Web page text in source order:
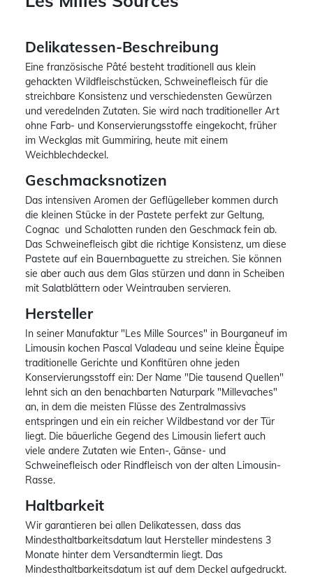
Delikatessen-Beschreibung
Eine französische Pâté besteht traditionell aus klein
gehackten Wildfleischstücken, Schweinefleisch für die
streichbare Konsistenz und verschiedensten Gewürzen
und veredelnden Zutaten. Sie wird nach traditioneller Art
ohne Farb- und Konservierungsstoffe eingekocht, früher
im Weckglas mit Gummiring, heute mit einem
Weichblechdeckel.
Geschmacksnotizen
Das intensiven Aromen der Geflügelleber kommen durch
die kleinen Stücke in der Pastete perfekt zur Geltung,
Cognac und Schalotten runden den Geschmack fein ab.
Das Schweinefleisch gibt die richtige Konsistenz, um diese
Pastete auf ein Bauernbaguette zu streichen. Sie können
sie aber auch aus dem Glas stürzen und dann in Scheiben
mit Salatblättern oder Weintrauben servieren.
Hersteller
In seiner Manufaktur "Les Mille Sources" in Bourganeuf im
Limousin kochen Pascal Valadeau und seine kleine Èquipe
traditionelle Gerichte und Konfitüren ohne jeden
Konservierungsstoff ein: Der Name "Die tausend Quellen"
lehnt sich an den benachbarten Naturpark "Millevaches"
an, in dem die meisten Flüsse des Zentralmassivs
entspringen und ein ein reicher Wildbestand vor der Tür
liegt. Die bäuerliche Gegend des Limousin liefert auch
viele andere Zutaten wie Enten-, Gänse- und
Schweinefleisch oder Rindfleisch von der alten Limousin-
Rasse.
Haltbarkeit
Wir garantieren bei allen Delikatessen, dass das
Mindesthaltbarkeitsdatum laut Hersteller mindestens 3
Monate hinter dem Versandtermin liegt. Das
Mindesthaltbarkeitsdatum ist auf dem Deckel aufgedruckt.